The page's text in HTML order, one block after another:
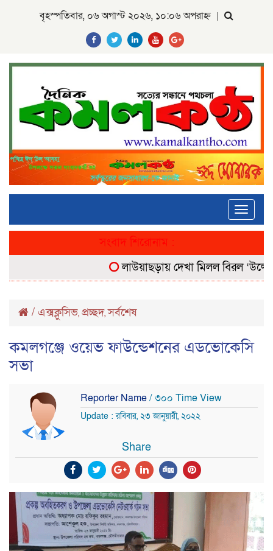
বৃহস্পতিবার, ০৬ অগাস্ট ২০২৬, ১০:০৬ অপরাহ্ন |
Toggle
সংবাদ শিরোনাম :
লাউয়াছড়ায় দেখা মিলল বিরল
/ এক্সক্লুসিভ, প্রচ্ছদ,সর্বশেষ
কমলগঞ্জে ওয়েভ ফাউন্ডেশনের এডভোকেসি
সভা
Reporter Name/ ৩০০ Time View
Update : রবিবার, ২৩ জানুয়ারী, ২০২২
Share